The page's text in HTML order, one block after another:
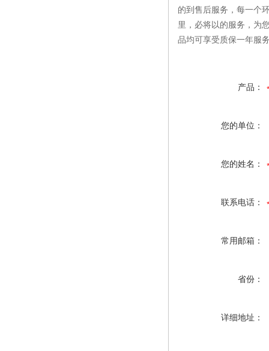
的到售后服务，每一个
里，必将以的服务，为
品均可享受质保一年服
产品：
您的单位：
您的姓名：
联系电话：
常用邮箱：
省份：
详细地址：